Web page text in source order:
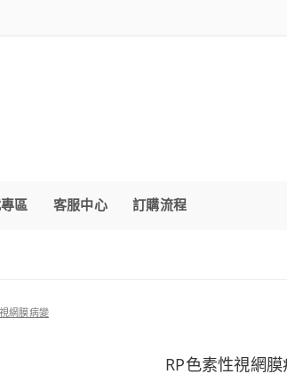
區 客服中心 訂購流程
網膜病變
RP色素性視網